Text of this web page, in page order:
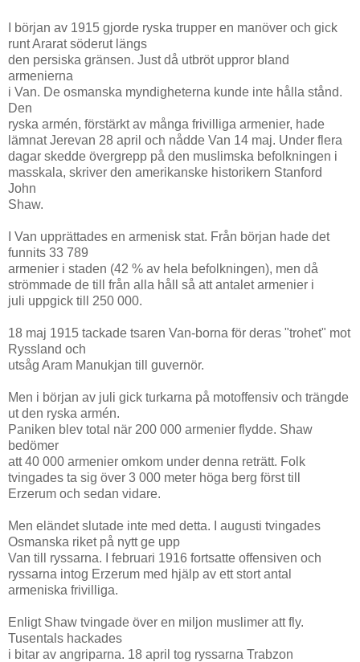
I början av 1915 gjorde ryska trupper en manöver och gick
runt Ararat söderut längs
den persiska gränsen. Just då utbröt uppror bland
armenierna
i Van. De osmanska myndigheterna kunde inte hålla stånd.
Den
ryska armén, förstärkt av många frivilliga armenier, hade
lämnat Jerevan 28 april och nådde Van 14 maj. Under flera
dagar skedde övergrepp på den muslimska befolkningen i
masskala, skriver den amerikanske historikern Stanford
John
Shaw.
I Van upprättades en armenisk stat. Från början hade det
funnits 33 789
armenier i staden (42 % av hela befolkningen), men då
strömmade de till från alla håll så att antalet armenier i
juli uppgick till 250 000.
18 maj 1915 tackade tsaren Van-borna för deras "trohet" mot
Ryssland och
utsåg Aram Manukjan till guvernör.
Men i början av juli gick turkarna på motoffensiv och trängde
ut den ryska armén.
Paniken blev total när 200 000 armenier flydde. Shaw
bedömer
att 40 000 armenier omkom under denna reträtt. Folk
tvingades ta sig över 3 000 meter höga berg först till
Erzerum och sedan vidare.
Men eländet slutade inte med detta. I augusti tvingades
Osmanska riket på nytt ge upp
Van till ryssarna. I februari 1916 fortsatte offensiven och
ryssarna intog Erzerum med hjälp av ett stort antal
armeniska frivilliga.
Enligt Shaw tvingade över en miljon muslimer att fly.
Tusentals hackades
i bitar av angriparna. 18 april tog ryssarna Trabzon